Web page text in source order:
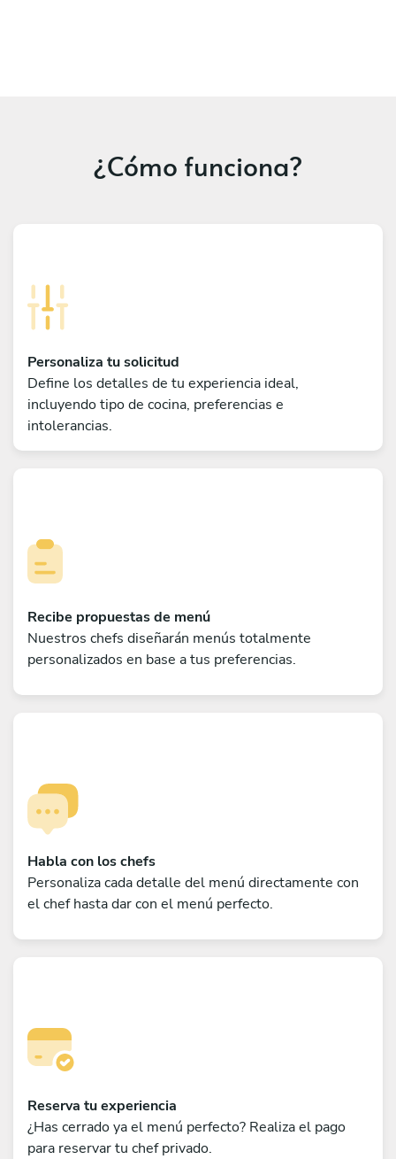
¿Cómo funciona?
Personaliza tu solicitud
Define los detalles de tu experiencia ideal,
incluyendo tipo de cocina, preferencias e
intolerancias.
Recibe propuestas de menú
Nuestros chefs diseñarán menús totalmente
personalizados en base a tus preferencias.
Habla con los chefs
Personaliza cada detalle del menú directamente con
el chef hasta dar con el menú perfecto.
Reserva tu experiencia
¿Has cerrado ya el menú perfecto? Realiza el pago
para reservar tu chef privado.